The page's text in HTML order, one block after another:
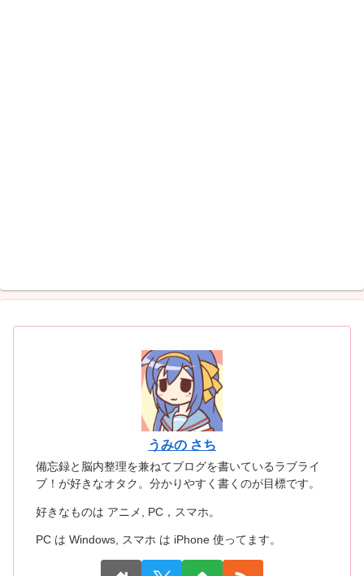
うみの さち
備忘録と脳内整理を兼ねてブログを書いているラブライ
ブ！が好きなオタク。分かりやすく書くのが目標です。
好きなものは アニメ, PC，スマホ。
PC は Windows, スマホ は iPhone 使ってます。